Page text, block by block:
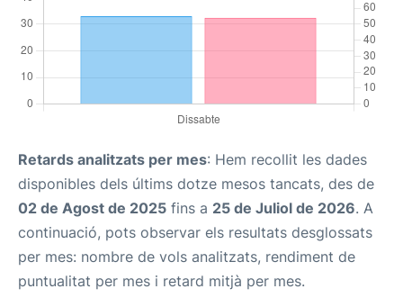
Retards analitzats per mes: Hem recollit les dades
disponibles dels últims dotze mesos tancats, des de
02 de Agost de 2025 fins a 25 de Juliol de 2026. A
continuació, pots observar els resultats desglossats
per mes: nombre de vols analitzats, rendiment de
puntualitat per mes i retard mitjà per mes.